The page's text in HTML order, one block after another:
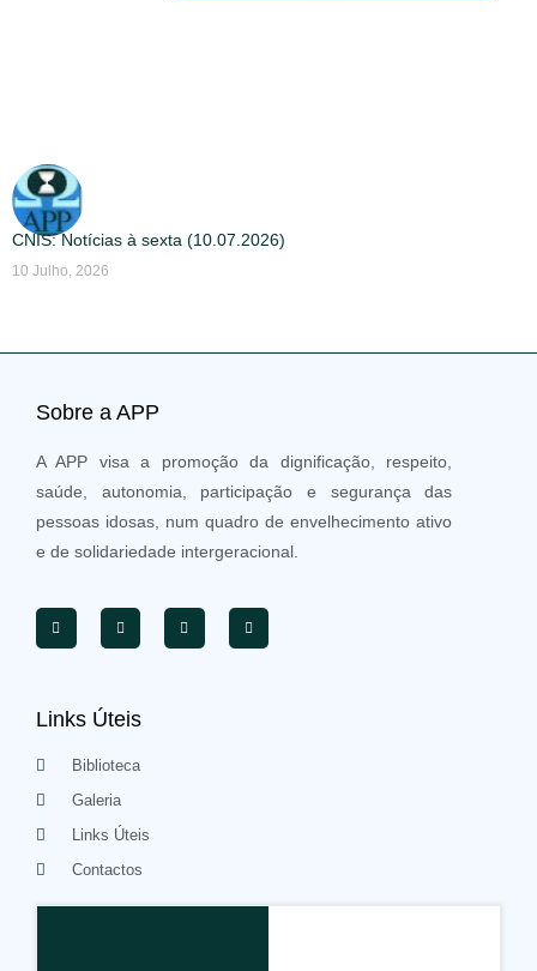
CNIS: Notícias à sexta (10.07.2026)
10 Julho, 2026
Sobre a APP
A APP visa a promoção da dignificação, respeito,
saúde, autonomia, participação e segurança das
pessoas idosas, num quadro de envelhecimento ativo
e de solidariedade intergeracional.
Links Úteis
Biblioteca
Galeria
Links Úteis
Contactos